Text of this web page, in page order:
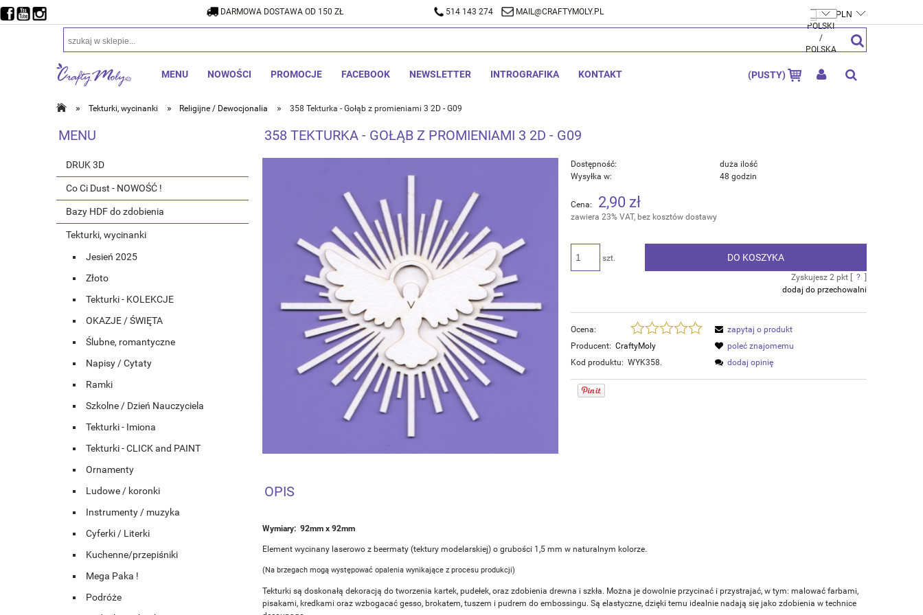
DARMOWA DOSTAWA OD 150 ZŁ 514 143 274 MAIL@CRAFTYMOLY.PL ZALOGUJ SIĘ
(PUSTY)
MENU NOWOŚCI PROMOCJE FACEBOOK NEWSLETTER INTROGRAFIKA KONTAKT
» Tekturki, wycinanki » Religijne / Dewocjonalia » 358 Tekturka - Gołąb z promieniami 3 2D - G09
DARMOWA DOSTAWA OD 150 ZŁ 514 143 274 MAIL@CRAFTYMOLY.PL
MENU
DRUK 3D
Co Ci Dust - NOWOŚĆ !
Bazy HDF do zdobienia
Tekturki, wycinanki
Jesień 2025
Złoto
Tekturki - KOLEKCJE
OKAZJE / ŚWIĘTA
Ślubne, romantyczne
Napisy / Cytaty
Ramki
Szkolne / Dzień Nauczyciela
Tekturki - Imiona
Tekturki - CLICK and PAINT
Ornamenty
Ludowe / koronki
Instrumenty / muzyka
Cyferki / Literki
Kuchenne/przepiśniki
Mega Paka !
Podróże
358 TEKTURKA - GOŁĄB Z PROMIENIAMI 3 2D - G09
Dostępność:
duża ilość
Wysyłka w:
48 godzin
Cena: 2,90 zł
zawiera 23% VAT, bez kosztów dostawy
szt. DO KOSZYKA
Zyskujesz 2pkt [ ?
dodaj do przechowalni
Ocena:
Producent: CraftyMoly
Kod produktu: WYK358.
zapytaj o produkt
poleć znajomemu
dodaj opinię
OPIS
Wymiary: 92mm x 92mm
Element wycinany laserowo z beermaty (tektury modelarskiej) o grubości 1,5 mm w naturalnym kolorze.
(Na brzegach mogą występować opalenia wynikające z procesu produkcji)
Tekturki są doskonałą dekoracją do tworzenia kartek, pudełek, oraz zdobienia drewna i szkła. Można je dowolnie przycinać i przystrajać, w tym: malować farbami,
pisakami, kredkami oraz wzbogacać gesso, brokatem, tuszem i pudrem do embossingu. Są elastyczne, dzięki temu idealnie nadają się jako zdobienia w technice